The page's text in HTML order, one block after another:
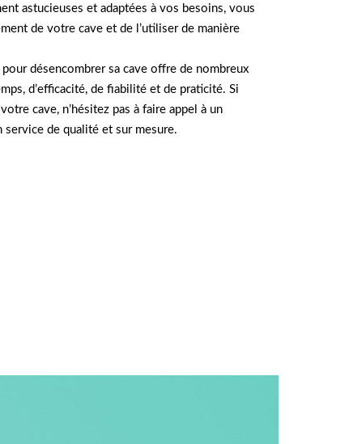
astucieuses et adaptées à vos besoins, vous
de votre cave et de l’utiliser de manière
désencombrer sa cave offre de nombreux
d’efficacité, de fiabilité et de praticité. Si
cave, n’hésitez pas à faire appel à un
service de qualité et sur mesure.